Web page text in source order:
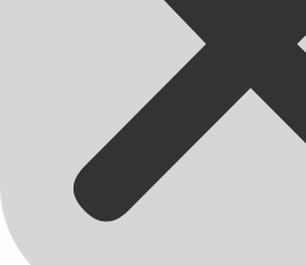
Derfor fortjener LinkedIn en plads på dit